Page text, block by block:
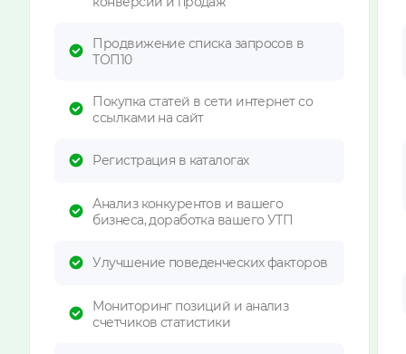
Продвижение списка запросов в
ТОП10
Покупка статей в сети интернет со
ссылками на сайт
Регистрация в каталогах
Анализ конкурентов и вашего
бизнеса, доработка вашего УТП
Улучшение поведенческих факторов
Мониторинг позиций и анализ
счетчиков статистики